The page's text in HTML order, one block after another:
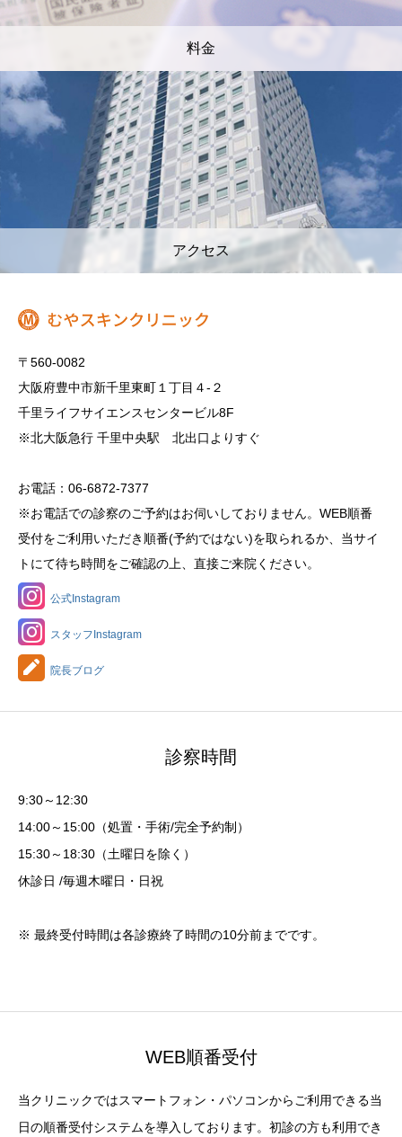
料金
アクセス
〒560-0082
大阪府豊中市新千里東町１丁目４‐２
千里ライフサイエンスセンタービル8F
※北大阪急行 千里中央駅 北出口よりすぐ
お電話：06-6872-7377
※お電話での診察のご予約はお伺いしておりません。WEB順番
受付をご利用いただき順番(予約ではない)を取られるか、当サイ
トにて待ち時間をご確認の上、直接ご来院ください。
公式Instagram
スタッフInstagram
院長ブログ
診察時間
9:30～12:30
14:00～15:00（処置・手術/完全予約制）
15:30～18:30（土曜日を除く）
休診日 /毎週木曜日・日祝
※ 最終受付時間は各診療終了時間の10分前までです。
WEB順番受付
当クリニックではスマートフォン・パソコンからご利用できる当
日の順番受付システムを導入しております。初診の方も利用でき